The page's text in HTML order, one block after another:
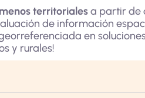
territorialesa partir de
de información
en
y rurales!